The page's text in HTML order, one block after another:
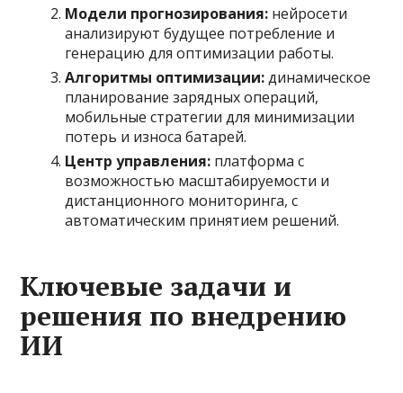
Модели прогнозирования: нейросети
анализируют будущее потребление и
генерацию для оптимизации работы.
Алгоритмы оптимизации:динамическое
планирование зарядных операций,
мобильные стратегии для минимизации
потерь и износа батарей.
Центр управления: платформа с
возможностью масштабируемости и
дистанционного мониторинга, с
автоматическим принятием решений.
Ключевые задачи и
решения по внедрению
ИИ